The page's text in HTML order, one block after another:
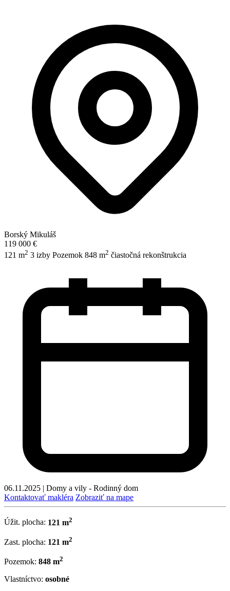
Borský Mikuláš
119 000 €
121 m2 3 izby Pozemok 848 m2 čiastočná rekonštrukcia
06.11.2025 | Domy a vily - Rodinný dom
Kontaktovať makléra Zobraziť na mape
Úžit. plocha: 121 m2
Zast. plocha: 121 m2
Pozemok: 848 m2
Vlastníctvo: osobné